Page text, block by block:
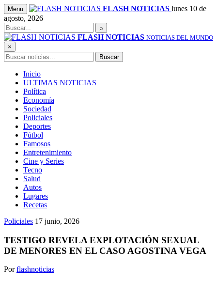
Saltar
al
contenido
Menu FLASH NOTICIAS lunes 10 de
agosto, 2026
Buscar
⌕
FLASH NOTICIAS NOTICIAS DEL MUNDO
×
Buscar Buscar
Inicio
ULTIMAS NOTICIAS
Política
Economía
Sociedad
Policiales
Deportes
Fútbol
Famosos
Entretenimiento
Cine y Series
Tecno
Salud
Autos
Lugares
Recetas
Policiales 17 junio, 2026
TESTIGO REVELA EXPLOTACIÓN SEXUAL
DE MENORES EN EL CASO AGOSTINA VEGA
Porflashnoticias